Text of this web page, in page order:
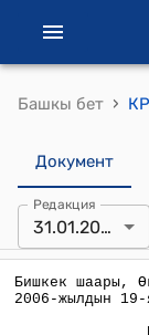
Башкы бет ›
Документ
Редакция
31.01.2006